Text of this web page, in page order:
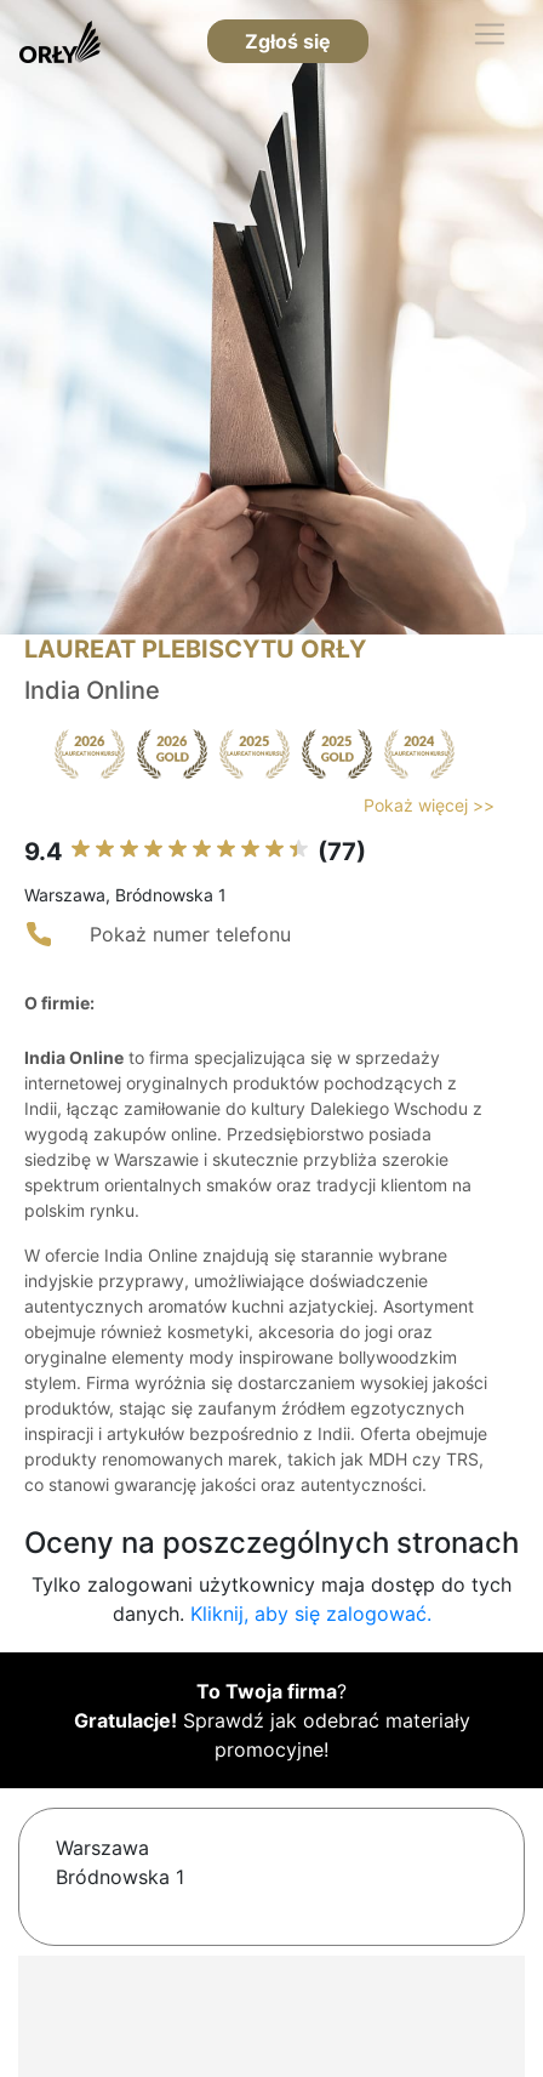
Zgłoś się
LAUREAT PLEBISCYTU ORŁY
India Online
Pokaż więcej >>
9.4 (77)
Warszawa, Bródnowska 1
Pokaż numer telefonu
O firmie:
India Online to firma specjalizująca się w sprzedaży
internetowej oryginalnych produktów pochodzących z
Indii, łącząc zamiłowanie do kultury Dalekiego Wschodu z
wygodą zakupów online. Przedsiębiorstwo posiada
siedzibę w Warszawie i skutecznie przybliża szerokie
spektrum orientalnych smaków oraz tradycji klientom na
polskim rynku.
W ofercie India Online znajdują się starannie wybrane
indyjskie przyprawy, umożliwiające doświadczenie
autentycznych aromatów kuchni azjatyckiej. Asortyment
obejmuje również kosmetyki, akcesoria do jogi oraz
oryginalne elementy mody inspirowane bollywoodzkim
stylem. Firma wyróżnia się dostarczaniem wysokiej jakości
produktów, stając się zaufanym źródłem egzotycznych
inspiracji i artykułów bezpośrednio z Indii. Oferta obejmuje
produkty renomowanych marek, takich jak MDH czy TRS,
co stanowi gwarancję jakości oraz autentyczności.
Oceny na poszczególnych stronach
Tylko zalogowani użytkownicy maja dostęp do tych
danych. Kliknij, aby się zalogować.
To Twoja firma?
Gratulacje! Sprawdź jak odebrać materiały
promocyjne!
Warszawa
Bródnowska 1